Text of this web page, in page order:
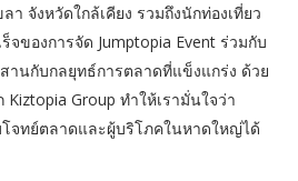
า จังหวัดใกล้เคียง รวมถึงนักท่องเที่ยว
จของการจัด Jumptopia Event ร่วมกับ
นกับกลยุทธ์การตลาดที่แข็งแกร่ง ด้วย
Group ทำให้เรามั่นใจว่า
จทย์ตลาดและผู้บริโภคในหาดใหญ่ได้